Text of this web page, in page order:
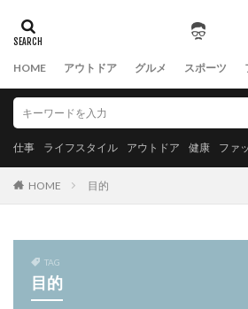
HOME アウトドア グルメ スポーツ
仕事 ライフスタイル アウトドア 健康 ファ
HOME 目的
TAG
目的